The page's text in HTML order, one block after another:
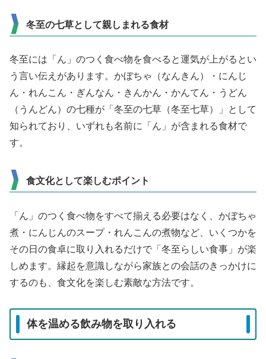
冬至の七草として親しまれる食材
冬至には「ん」のつく食べ物を食べると運気が上がるとい
う言い伝えがあります。かぼちゃ（なんきん）・にんじ
ん・れんこん・ぎんなん・きんかん・かんてん・うどん
（うんどん）の七種が「冬至の七草（冬至七草）」として
知られており、いずれも名前に「ん」が含まれる食材で
す。
食文化として楽しむポイント
「ん」のつく食べ物をすべて揃える必要はなく、かぼちゃ
煮・にんじんのスープ・れんこんの煮物など、いくつかを
その日の食卓に取り入れるだけで「冬至らしい食事」が楽
しめます。縁起を意識しながら家族との会話のきっかけに
するのも、食文化を楽しむ素敵な方法です。
体を温める飲み物を取り入れる